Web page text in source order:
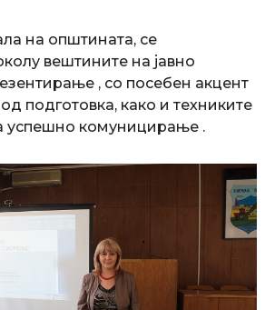
на општината, се
вештините на јавно
, со посебен акцент
подготовка, како и техниките
успешно комуницирање .